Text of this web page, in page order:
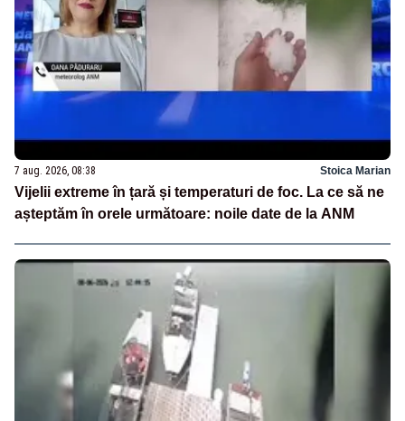
7 aug. 2026, 08:38 Stoica Marian
Vijelii extreme în țară și temperaturi de foc. La ce să ne
așteptăm în orele următoare: noile date de la ANM